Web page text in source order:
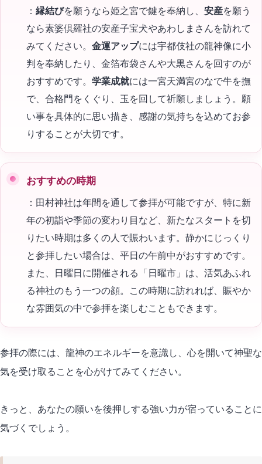
： 縁結びを願うなら姫之宮で鍵を奉納し、 安産を願う
なら素婆倶羅社の安産子宝犬やあわしまさんを訪れて
みてください。 金運アップには宇都伎社の龍神像に小
判を奉納したり、金箔布袋さんや大黒さんを回すのが
おすすめです。 学業成就には一宮天満宮のなで牛を撫
で、合格門をくぐり、玉を回して祈願しましょう。願
い事を具体的に思い描き、感謝の気持ちを込めてお参
りすることが大切です。
おすすめの時期
：田村神社は年間を通して参拝が可能ですが、特に新
年の初詣や季節の変わり目など、新たなスタートを切
りたい時期は多くの人で賑わいます。静かにじっくり
と参拝したい場合は、平日の午前中がおすすめです。
また、日曜日に開催される「日曜市」は、活気あふれ
る神社のもう一つの顔。この時期に訪れれば、賑やか
な雰囲気の中で参拝を楽しむこともできます。
参拝の際には、龍神のエネルギーを意識し、心を開いて神聖な
気を受け取ることを心がけてみてください。
きっと、あなたの願いを後押しする強い力が宿っていることに
気づくでしょう。